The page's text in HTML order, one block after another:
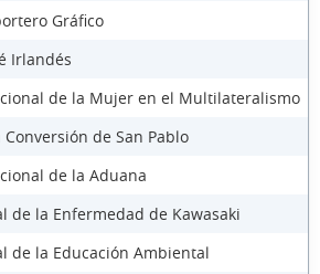
Gráfico
Irlandés
de la Mujer en el Multilateralismo
Conversión de San Pablo
de la Aduana
de la Enfermedad de Kawasaki
de la Educación Ambiental